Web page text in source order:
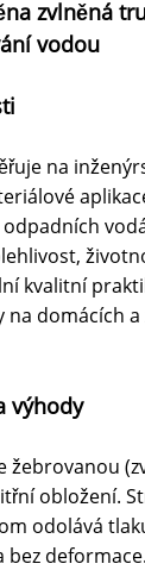
zvlněná
vodou
na
kvalitní
domácích
výhody
žebrovanou
obložení.
odolává
bez